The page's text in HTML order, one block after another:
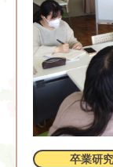
卒業研究